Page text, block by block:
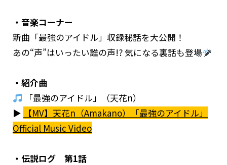
・音楽コーナー
新曲「最強のアイドル」収録秘話を大公開！
あの“声”はいったい誰の声!? 気になる裏話も登場
・紹介曲
「最強のアイドル」（天花n）
▶︎
【MV】天花n（Amakano）「最強のアイドル」
Official Music Video
・伝説ログ 第1話